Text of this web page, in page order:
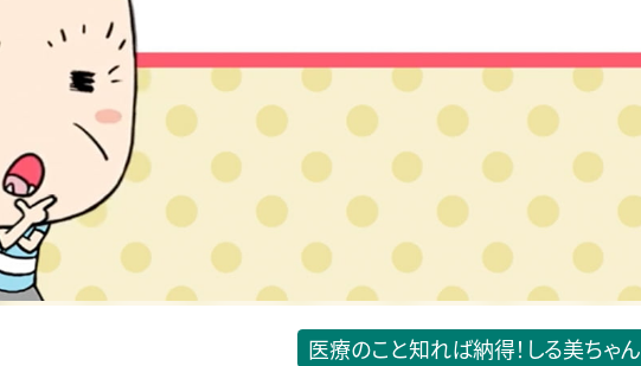
医療のこと知れば納得！しる美ちゃん